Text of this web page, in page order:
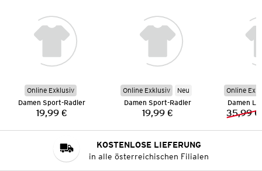
Online Exklusiv
Damen Sport-Radler
Preis:
19,99 €
Online Exklusiv
Neu
Damen Sport-Radler
Preis:
19,99 €
Online
Damen
35,99 €
KOSTENLOSE LIEFERUNG
in alle österreichischen Filialen